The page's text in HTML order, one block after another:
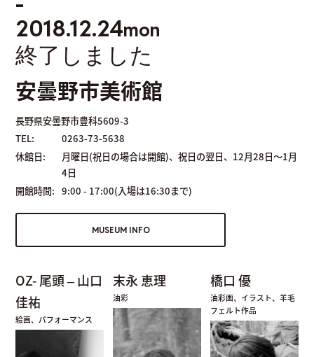
2018.12.24mon
終了しました
安曇野市美術館
長野県安曇野市豊科5609-3
TEL:
0263-73-5638
休館日:
月曜日(祝日の場合は開館)、祝日の翌日、12月28日～1月
4日
開館時間: 9:00 - 17:00(入場は16:30まで)
MUSEUM INFO
OZ- 尾頭 – 山口
佳祐
絵画、パフォーマンス
末永 恵理
油彩
橋口 優
油彩画、イラスト、羊毛
フェルト作品